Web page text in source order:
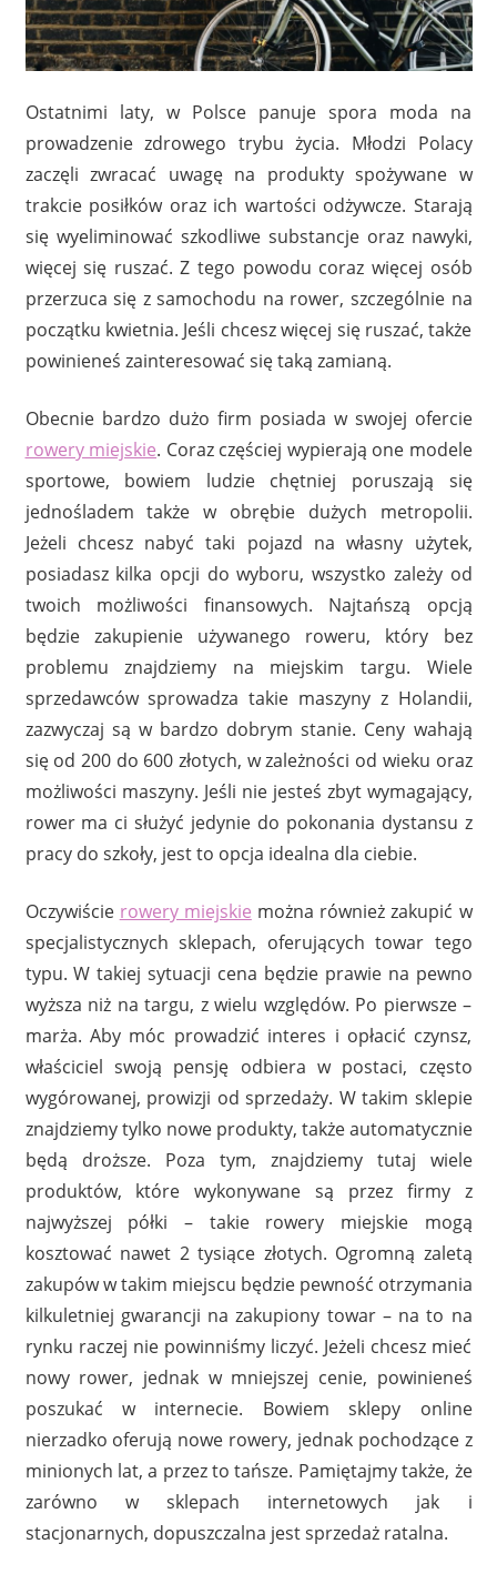
Ostatnimi laty, w Polsce panuje spora moda na
prowadzenie zdrowego trybu życia. Młodzi Polacy
zaczęli zwracać uwagę na produkty spożywane w
trakcie posiłków oraz ich wartości odżywcze. Starają
się wyeliminować szkodliwe substancje oraz nawyki,
więcej się ruszać. Z tego powodu coraz więcej osób
przerzuca się z samochodu na rower, szczególnie na
początku kwietnia. Jeśli chcesz więcej się ruszać, także
powinieneś zainteresować się taką zamianą.
Obecnie bardzo dużo firm posiada w swojej ofercie
rowery miejskie. Coraz częściej wypierają one modele
sportowe, bowiem ludzie chętniej poruszają się
jednośladem także w obrębie dużych metropolii.
Jeżeli chcesz nabyć taki pojazd na własny użytek,
posiadasz kilka opcji do wyboru, wszystko zależy od
twoich możliwości finansowych. Najtańszą opcją
będzie zakupienie używanego roweru, który bez
problemu znajdziemy na miejskim targu. Wiele
sprzedawców sprowadza takie maszyny z Holandii,
zazwyczaj są w bardzo dobrym stanie. Ceny wahają
się od 200 do 600 złotych, w zależności od wieku oraz
możliwości maszyny. Jeśli nie jesteś zbyt wymagający,
rower ma ci służyć jedynie do pokonania dystansu z
pracy do szkoły, jest to opcja idealna dla ciebie.
Oczywiście rowery miejskie można również zakupić w
specjalistycznych sklepach, oferujących towar tego
typu. W takiej sytuacji cena będzie prawie na pewno
wyższa niż na targu, z wielu względów. Po pierwsze –
marża. Aby móc prowadzić interes i opłacić czynsz,
właściciel swoją pensję odbiera w postaci, często
wygórowanej, prowizji od sprzedaży. W takim sklepie
znajdziemy tylko nowe produkty, także automatycznie
będą droższe. Poza tym, znajdziemy tutaj wiele
produktów, które wykonywane są przez firmy z
najwyższej półki – takie rowery miejskie mogą
kosztować nawet 2 tysiące złotych. Ogromną zaletą
zakupów w takim miejscu będzie pewność otrzymania
kilkuletniej gwarancji na zakupiony towar – na to na
rynku raczej nie powinniśmy liczyć. Jeżeli chcesz mieć
nowy rower, jednak w mniejszej cenie, powinieneś
poszukać w internecie. Bowiem sklepy online
nierzadko oferują nowe rowery, jednak pochodzące z
minionych lat, a przez to tańsze. Pamiętajmy także, że
zarówno w sklepach internetowych jak i
stacjonarnych, dopuszczalna jest sprzedaż ratalna.